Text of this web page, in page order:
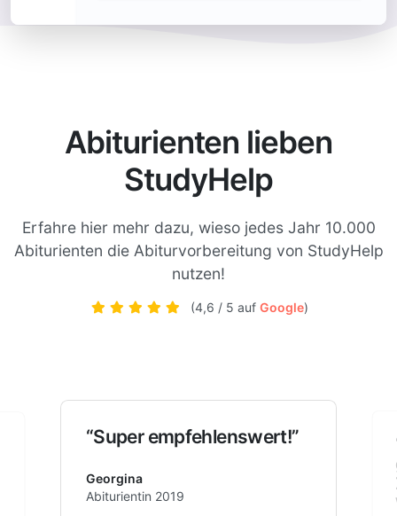
Abiturienten lieben
StudyHelp
Erfahre hier mehr dazu, wieso jedes Jahr 10.000
Abiturienten die Abiturvorbereitung von StudyHelp
nutzen!
(4,6 / 5 aufGoogle)
“Hat mir unglaublich
Zusammenfassung und
Wiederholung!”